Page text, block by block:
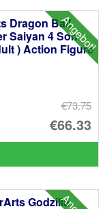
Angebot!
Dragon Ball
Saiyan 4 Son
) Action Figure
€73.75
€66.33
Godzilla